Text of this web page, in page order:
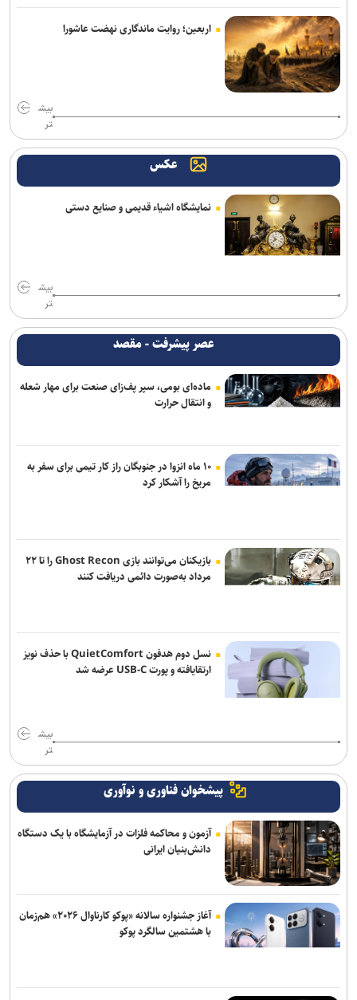
محمدی: مقابل استقلال لیگ را پرقدرت آغاز می‌کنیم/ امیدوارم با مس
شهربابک کمترین گل خورده لیگ را داشته باشیم
دنیامالی: مشتاق دیدار دوستانه ایران و آذربایجان هستیم+فیلم
احسان پهلوان به فجر شهیدسپاسی پیوست
صادقی سرمربی ساپیا شد
پرست بخورد بر سر شبکه اینترنشنال
ملی‌پوشان ساحلی ایران در جمع برترین‌های والیبال آسیا
مالک ایستا: تا آخر پیگیر پرونده اردلان هستیم/ قمی: هفت سال است که
بازیکن‌سازی نداشته‌ایم
برگزاری اولین جلسه نکونام و مدیرعامل تراکتور
محبی: مطمئنم امسال سال خوبی برای پیکان می‌شود/ شاگرد الهامی در
پاداش ویژه برای مدال‌آوران تیراندازی در ناگویا/ ۳ میلیارد برای طلا
نکونام: تراکتور را با چشم باز انتخاب کردم/ قطعاً نمی‌گویم «تیم را من
اربعین؛ روایت ماندگاری نهضت عاشورا
بیش
تر
عکس
نمایشگاه اشیاء قدیمی و صنایع دستی
بیش
تر
عصر پیشرفت - مقصد
ماده‌ای بومی، سپر پف‌زای صنعت برای مهار شعله
و انتقال حرارت
۱۰ ماه انزوا در جنوبگان راز کار تیمی برای سفر به
مریخ را آشکار کرد
بازیکنان می‌توانند بازی Ghost Recon را تا ۲۲
مرداد به‌صورت دائمی دریافت کنند
نسل دوم هدفون QuietComfort با حذف نویز
ارتقایافته و پورت USB-C عرضه شد
بیش
تر
پیشخوان فناوری و نوآوری
آزمون و محاکمه فلزات در آزمایشگاه با یک دستگاه
دانش‌بنیان ایرانی
آغاز جشنواره سالانه «پوکو کارناوال ۲۰۲۶» هم‌زمان
با هشتمین سالگرد پوکو